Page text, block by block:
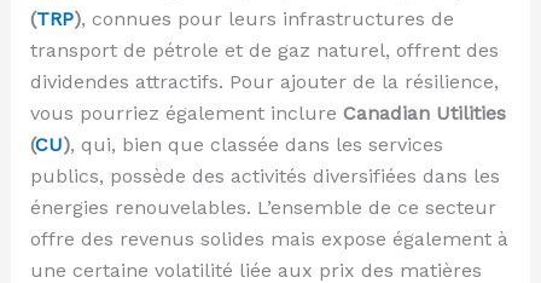
(TRP), connues pour leurs infrastructures de
transport de pétrole et de gaz naturel, offrent des
dividendes attractifs. Pour ajouter de la résilience,
vous pourriez également inclure Canadian Utilities
(CU), qui, bien que classée dans les services
publics, possède des activités diversifiées dans les
énergies renouvelables. L’ensemble de ce secteur
offre des revenus solides mais expose également à
une certaine volatilité liée aux prix des matières